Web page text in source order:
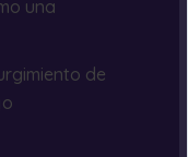
una
de